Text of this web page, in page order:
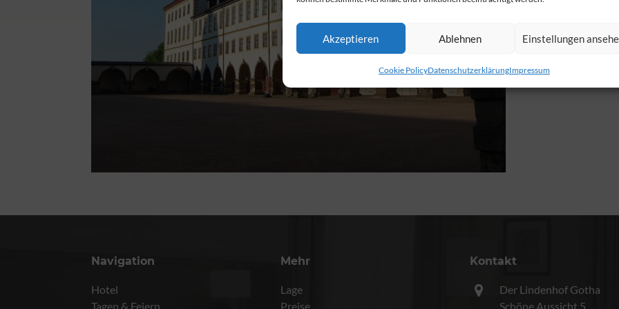
Akzeptieren Ablehnen Einstellungen
Cookie PolicyDatenschutzerklärungImpressum
Navigation
Hotel
Tagen & Feiern
Mehr
Lage
Preise
Kontakt
Der Lindenhof Gotha
Schöne Aussicht 5